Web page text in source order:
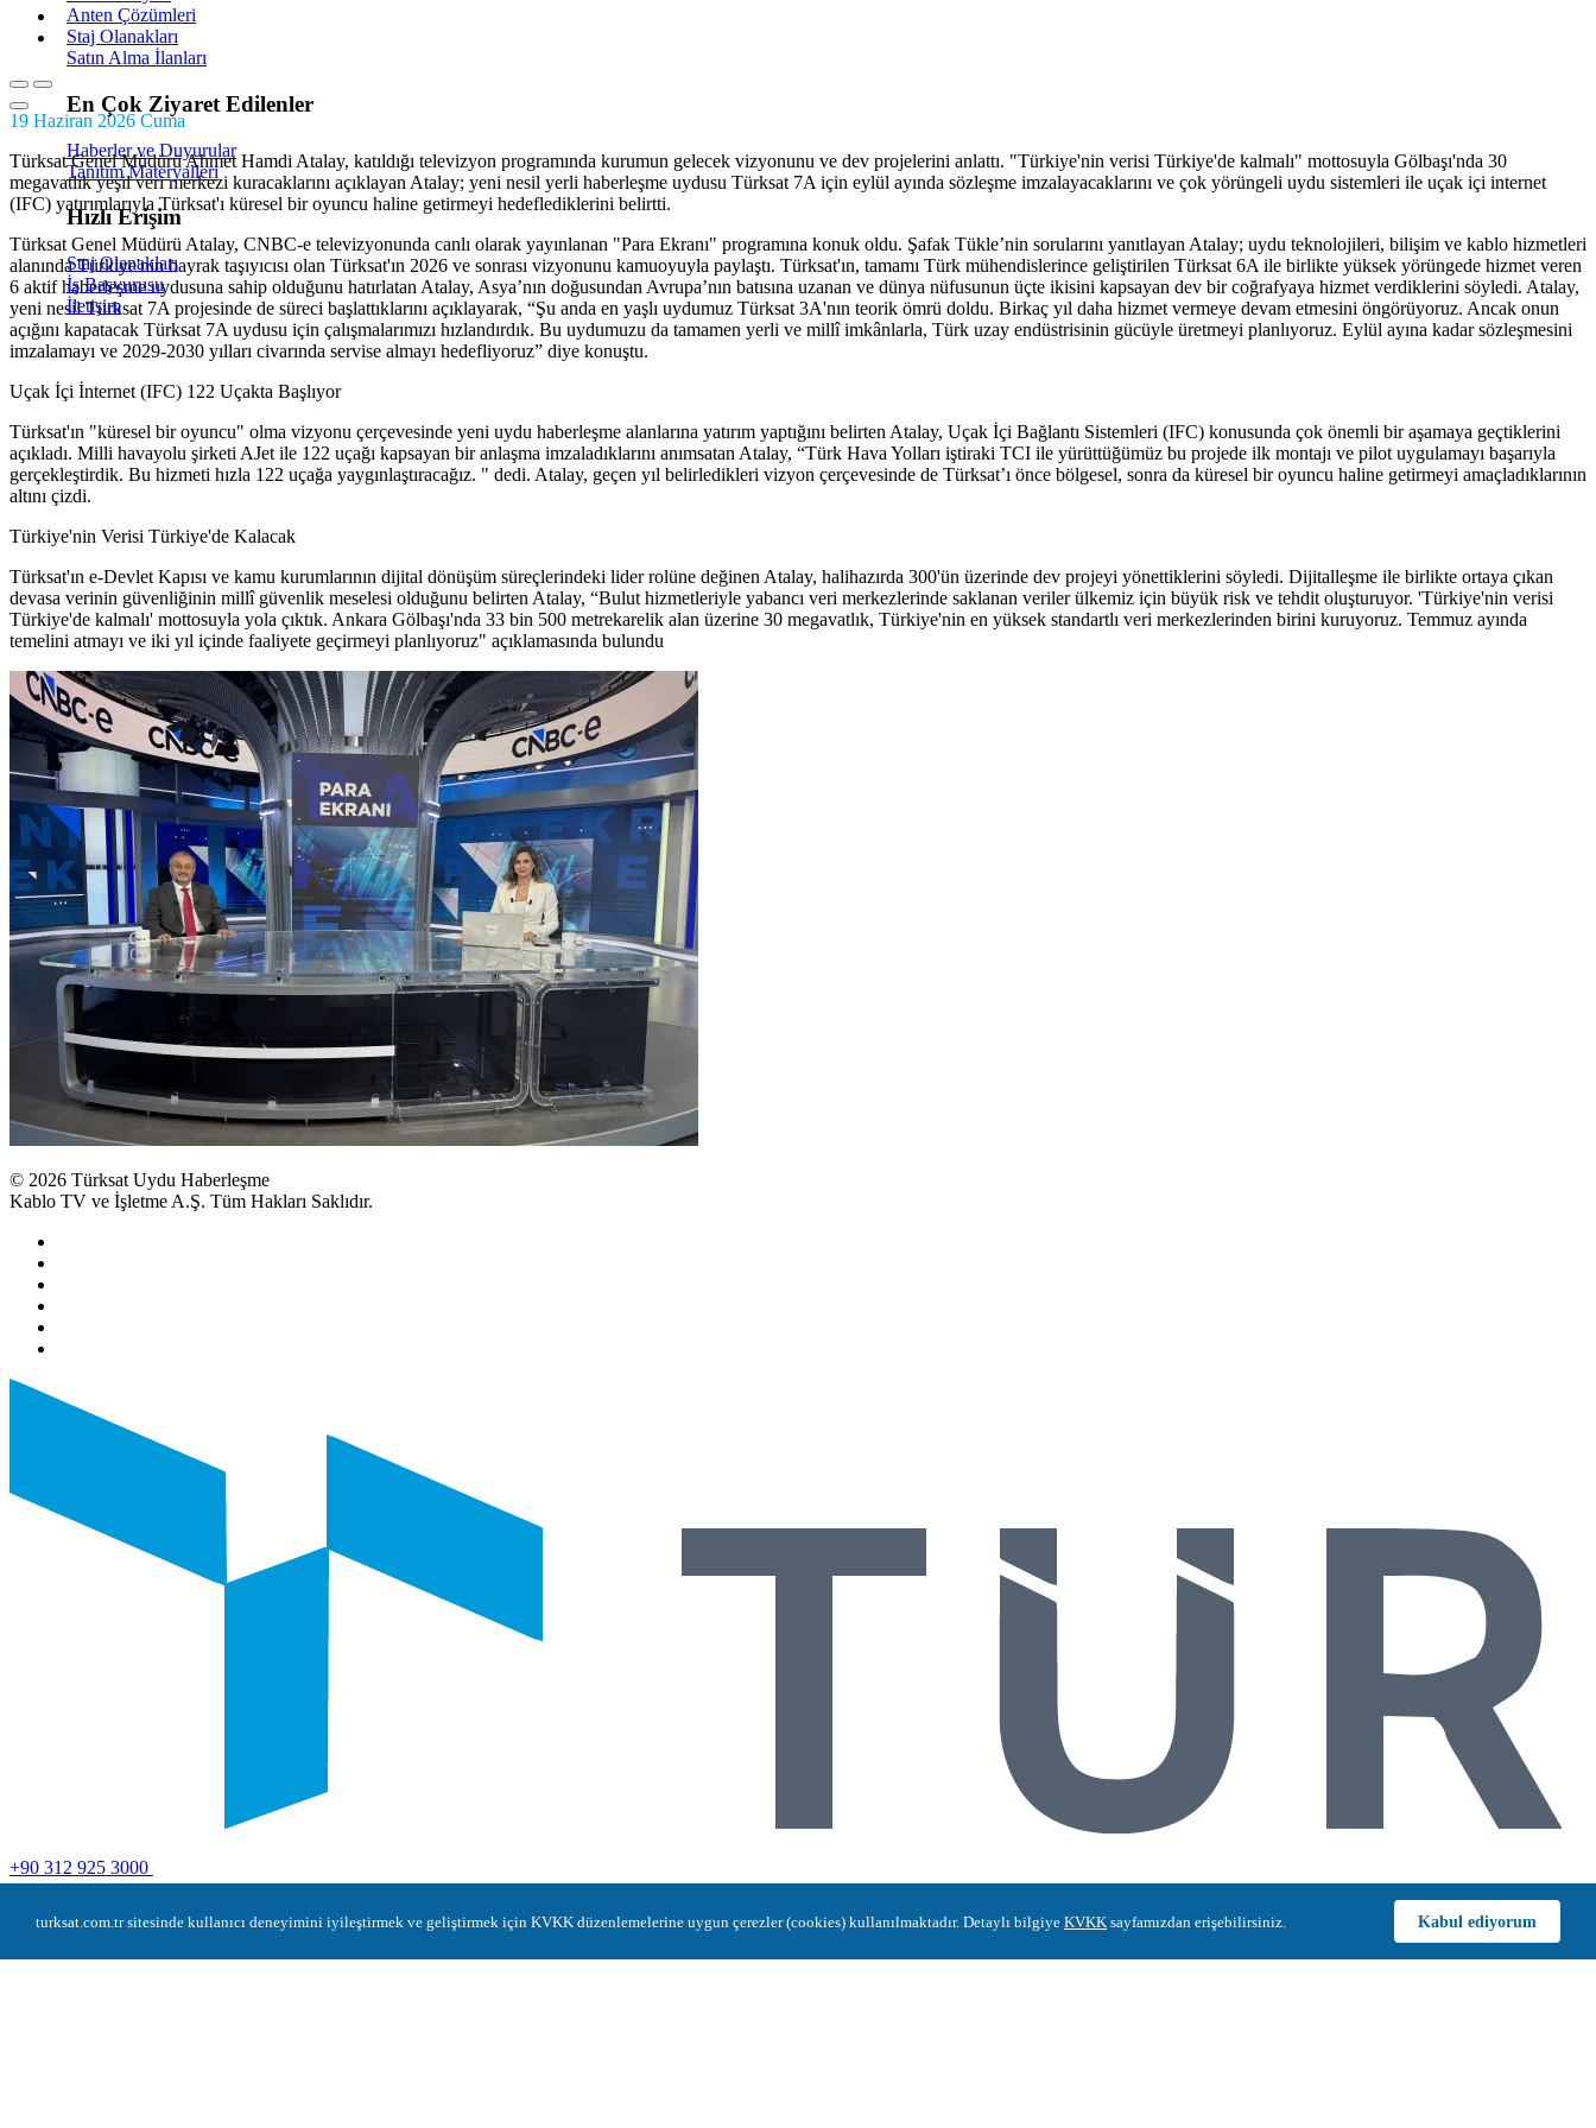
turksat.com.tr sitesinde kullanıcı deneyimini iyileştirmek ve geliştirmek için KVKK düzenlemelerine uygun çerezler (cookies) kullanılmaktadır. Detaylı bilgiye KVKK sayfamızdan erişebilirsiniz. Kabul ediyorum
Bu çerezler ziyaretçilerin web sitesiyle nasıl etkileşime girdiğini anlamamıza yardımcı olur. Tüm
bilgiler anonim olarak toplanır.
Pazarlama Çerezleri
Bu çerezler, reklamcılar tarafından ilgi alanlarınıza göre reklam sunmak için kullanılır.
Tümünü Reddet Tercihleri Kaydet Tümünü Kabul Et
Anten Çözümleri
Staj Olanakları
Satın Alma İlanları
En Çok Ziyaret Edilenler
Haberler ve Duyurular
Tanıtım Materyalleri
Hızlı Erişim
Staj Olanakları
İş Başvurusu
İletişim
19 Haziran 2026 Cuma
Türksat Genel Müdürü Ahmet Hamdi Atalay, katıldığı televizyon programında kurumun gelecek vizyonunu ve dev projelerini anlattı. "Türkiye'nin verisi Türkiye'de kalmalı" mottosuyla Gölbaşı'nda 30
megavatlık yeşil veri merkezi kuracaklarını açıklayan Atalay; yeni nesil yerli haberleşme uydusu Türksat 7A için eylül ayında sözleşme imzalayacaklarını ve çok yörüngeli uydu sistemleri ile uçak içi internet
(IFC) yatırımlarıyla Türksat'ı küresel bir oyuncu haline getirmeyi hedeflediklerini belirtti.
Türksat Genel Müdürü Atalay, CNBC-e televizyonunda canlı olarak yayınlanan "Para Ekranı" programına konuk oldu. Şafak Tükle’nin sorularını yanıtlayan Atalay; uydu teknolojileri, bilişim ve kablo hizmetleri
alanında Türkiye'nin bayrak taşıyıcısı olan Türksat'ın 2026 ve sonrası vizyonunu kamuoyuyla paylaştı. Türksat'ın, tamamı Türk mühendislerince geliştirilen Türksat 6A ile birlikte yüksek yörüngede hizmet veren
6 aktif haberleşme uydusuna sahip olduğunu hatırlatan Atalay, Asya’nın doğusundan Avrupa’nın batısına uzanan ve dünya nüfusunun üçte ikisini kapsayan dev bir coğrafyaya hizmet verdiklerini söyledi. Atalay,
yeni nesil Türksat 7A projesinde de süreci başlattıklarını açıklayarak, “Şu anda en yaşlı uydumuz Türksat 3A'nın teorik ömrü doldu. Birkaç yıl daha hizmet vermeye devam etmesini öngörüyoruz. Ancak onun
açığını kapatacak Türksat 7A uydusu için çalışmalarımızı hızlandırdık. Bu uydumuzu da tamamen yerli ve millî imkânlarla, Türk uzay endüstrisinin gücüyle üretmeyi planlıyoruz. Eylül ayına kadar sözleşmesini
imzalamayı ve 2029-2030 yılları civarında servise almayı hedefliyoruz” diye konuştu.
Uçak İçi İnternet (IFC) 122 Uçakta Başlıyor
Türksat'ın "küresel bir oyuncu" olma vizyonu çerçevesinde yeni uydu haberleşme alanlarına yatırım yaptığını belirten Atalay, Uçak İçi Bağlantı Sistemleri (IFC) konusunda çok önemli bir aşamaya geçtiklerini
açıkladı. Milli havayolu şirketi AJet ile 122 uçağı kapsayan bir anlaşma imzaladıklarını anımsatan Atalay, “Türk Hava Yolları iştiraki TCI ile yürüttüğümüz bu projede ilk montajı ve pilot uygulamayı başarıyla
gerçekleştirdik. Bu hizmeti hızla 122 uçağa yaygınlaştıracağız. " dedi. Atalay, geçen yıl belirledikleri vizyon çerçevesinde de Türksat’ı önce bölgesel, sonra da küresel bir oyuncu haline getirmeyi amaçladıklarının
altını çizdi.
Türkiye'nin Verisi Türkiye'de Kalacak
Türksat'ın e-Devlet Kapısı ve kamu kurumlarının dijital dönüşüm süreçlerindeki lider rolüne değinen Atalay, halihazırda 300'ün üzerinde dev projeyi yönettiklerini söyledi. Dijitalleşme ile birlikte ortaya çıkan
devasa verinin güvenliğinin millî güvenlik meselesi olduğunu belirten Atalay, “Bulut hizmetleriyle yabancı veri merkezlerinde saklanan veriler ülkemiz için büyük risk ve tehdit oluşturuyor. 'Türkiye'nin verisi
Türkiye'de kalmalı' mottosuyla yola çıktık. Ankara Gölbaşı'nda 33 bin 500 metrekarelik alan üzerine 30 megavatlık, Türkiye'nin en yüksek standartlı veri merkezlerinden birini kuruyoruz. Temmuz ayında
temelini atmayı ve iki yıl içinde faaliyete geçirmeyi planlıyoruz" açıklamasında bulundu
© 2026 Türksat Uydu Haberleşme
Kablo TV ve İşletme A.Ş. Tüm Hakları Saklıdır.
+90 312 925 3000
(Küme Evler) İdari Bina Apt. No:1 Gölbaşı / Ankara